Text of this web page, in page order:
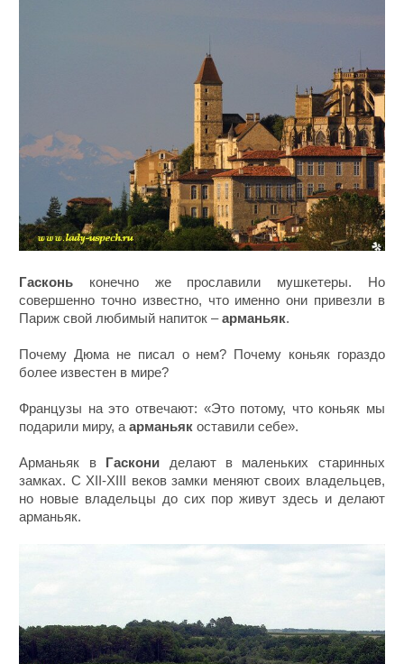
Гасконь конечно же прославили мушкетеры. Но
совершенно точно известно, что именно они привезли в
Париж свой любимый напиток –арманьяк.
Почему Дюма не писал о нем? Почему коньяк гораздо
более известен в мире?
Французы на это отвечают: «Это потому, что коньяк мы
подарили миру, аарманьяк оставили себе».
Арманьяк в Гаскони делают в маленьких старинных
замках. С XII-XIII веков замки меняют своих владельцев,
но новые владельцы до сих пор живут здесь и делают
арманьяк.